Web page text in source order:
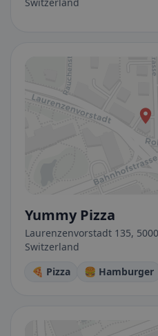
Yummy Pizza
Laurenzenvorstadt 135,
Switzerland
🍕 Pizza 🍔 Hamburger